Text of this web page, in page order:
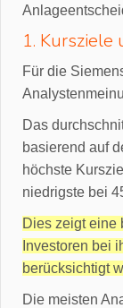
1.
Für die
Das
basierend auf
höchste
niedrigste bei
Dies zeigt eine
Investoren bei
berücksichtigt
Die meisten